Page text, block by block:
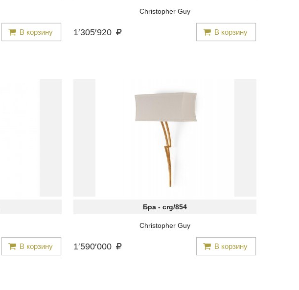
В корзину
Christopher Guy
1′305′920 В корзину
В корзину
Бра - crg/854
Christopher Guy
1′590′000 В корзину